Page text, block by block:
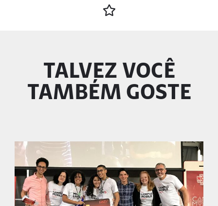
TALVEZ VOCÊ
TAMBÉM GOSTE